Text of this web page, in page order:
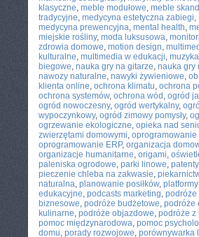
klasyczne, meble modułowe, meble
tradycyjne, medycyna estetyczna zabiegi,
medycyna prewencyjna, mental health,
miejskie rośliny, moda luksusowa,
zdrowia domowe, motion design,
kulturalne, multimedia w edukacji,
biegowe, nauka gry na gitarze, nauka gry
nawozy naturalne, nawyki żywieniowe,
klienta online, ochrona klimatu, ochrona
ochrona systemów, ochrona wód , ogród
ogród nowoczesny, ogród wertykalny,
wypoczynkowy, ogród zimowy pomysły,
ogrzewanie ekologiczne, opieka nad
zwierzętami domowymi, oprogramowanie
oprogramowanie ERP, organizacja
organizacje humanitarne, origami,
paleniska ogrodowe, parki linowe, patenty
pieczenie chleba na zakwasie,
naturalna, planowanie posiłków,
edukacyjne, podcasts marketing, podróże
biznesowe, podróże budżetowe, podróże
kulinarne, podróże objazdowe, podróże z
pomoc międzynarodowa, pomoc
domu, porady rozwojowe, porównywarka